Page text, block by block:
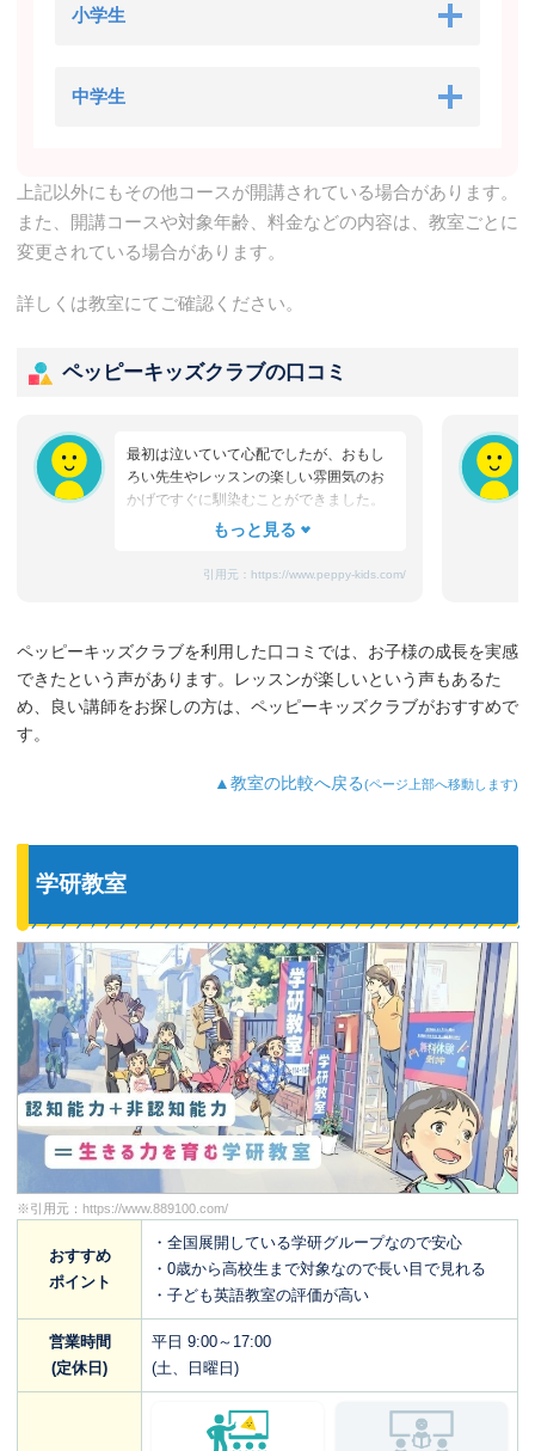
小学生
中学生
上記以外にもその他コースが開講されている場合があります。
また、開講コースや対象年齢、料金などの内容は、教室ごとに
変更されている場合があります。
詳しくは教室にてご確認ください。
ペッピーキッズクラブの口コミ
最初は泣いていて心配でしたが、おもし
ろい先生やレッスンの楽しい雰囲気のお
かげですぐに馴染むことができました。
たまにママと離れるときに嫌がることも
れ、お迎えのときはいつも笑顔です。
3歳児を飽きさせない充実したレッスンだ
と思います。うちの子は特に歌やダンス
が好きなようで、よく「Hello～♪」と歌
ど、色んなものを英語で教えてくれるよ
うになり、英語が身についてきているの
引用元： https://www.peppy-kids.com/
ペッピーキッズクラブを利用した口コミでは、お子様の成長を実感
できたという声があります。レッスンが楽しいという声もあるた
め、良い講師をお探しの方は、ペッピーキッズクラブがおすすめで
す。
▲教室の比較へ戻る(ページ上部へ移動します)
学研教室
※引用元： https://www.889100.com/
おすすめ
ポイント
・全国展開している学研グループなので安心
・0歳から高校生まで対象なので長い目で見れる
・子ども英語教室の評価が高い
営業時間
(定休日)
平日 9:00～17:00
(土、日曜日)